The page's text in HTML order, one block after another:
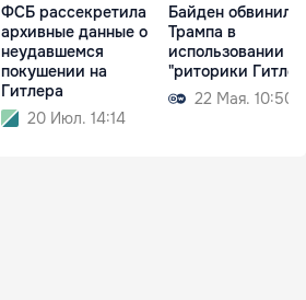
ФСБ рассекретила
архивные данные о
неудавшемся
покушении на
Гитлера
20 Июл. 14:14
Байден обвинил
Трампа в
использовании
"риторики
22 Мая. 10:50